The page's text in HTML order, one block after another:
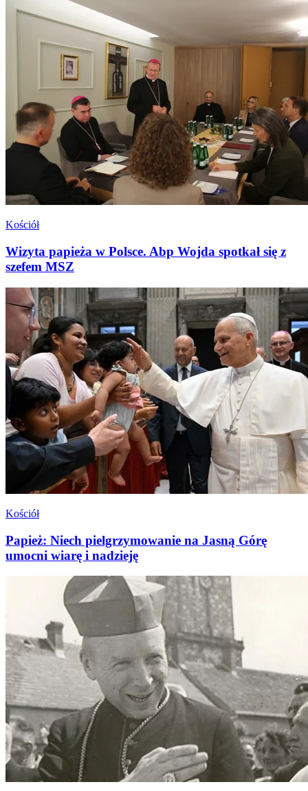
Kościół
Wizyta papieża w Polsce. Abp Wojda spotkał się z
szefem MSZ
Kościół
Papież: Niech pielgrzymowanie na Jasną Górę
umocni wiarę i nadzieję